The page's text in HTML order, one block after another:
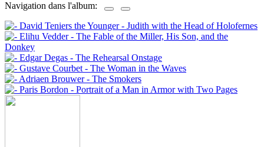
Navigation dans l'album: